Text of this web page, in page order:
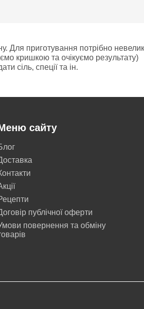
Для приготування потрібно
кришкою та очікуємо результату)
сіль, спеції та ін.
сайту
публічної оферти
повернення та обміну